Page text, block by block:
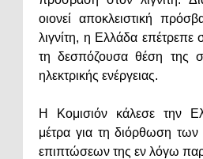
οιονεί αποκλειστική
λιγνίτη, η Ελλάδα επέτρεπε
τη δεσπόζουσα θέση της
ηλεκτρικής ενέργειας.
Η Κομισιόν κάλεσε την
μέτρα για τη διόρθωση των
επιπτώσεων της εν λόγω